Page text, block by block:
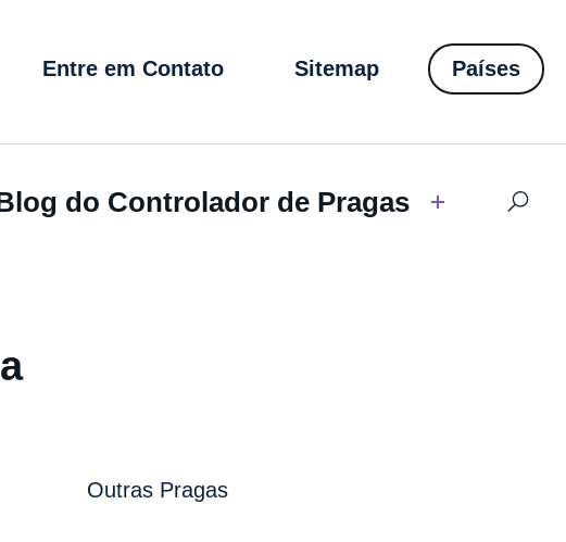
Entre em Contato Sitemap Países
do Controlador de Pragas
Outras Pragas